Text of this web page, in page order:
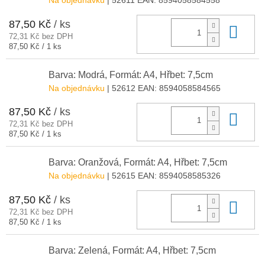
87,50 Kč / ks
72,31 Kč bez DPH
Měrná
87,50 Kč / 1 ks
Barva: Modrá, Formát: A4, Hřbet: 7,5cm
Na objednávku | 52612 EAN: 8594058584565
87,50 Kč / ks
72,31 Kč bez DPH
Měrná
87,50 Kč / 1 ks
Barva: Oranžová, Formát: A4, Hřbet: 7,5cm
Na objednávku | 52615 EAN: 8594058585326
87,50 Kč / ks
72,31 Kč bez DPH
Měrná
87,50 Kč / 1 ks
Barva: Zelená, Formát: A4, Hřbet: 7,5cm